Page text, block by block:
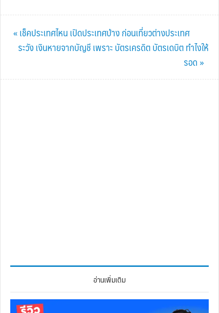
Previous
Post:
« เช็คประเทศไหน เปิดประเทศบ้าง ก่อนเที่ยวต่างประเทศ
Next
ระวัง เงินหายจากบัญชี เพราะ บัตรเครดิต บัตรเดบิต ทำไงให้
รอด »
อ่านเพิ่มเติม